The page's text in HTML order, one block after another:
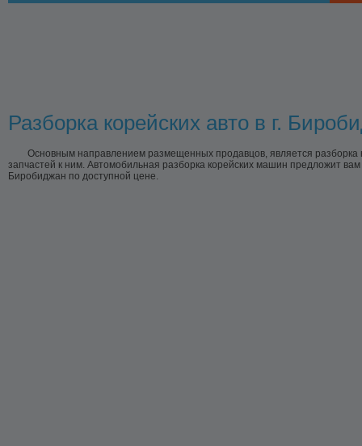
Разборка корейских авто в г.
Основным направлением размещенных продавцов, является разборка
запчастей к ним. Автомобильная разборка корейских машин предложит
Биробиджан по доступной цене.